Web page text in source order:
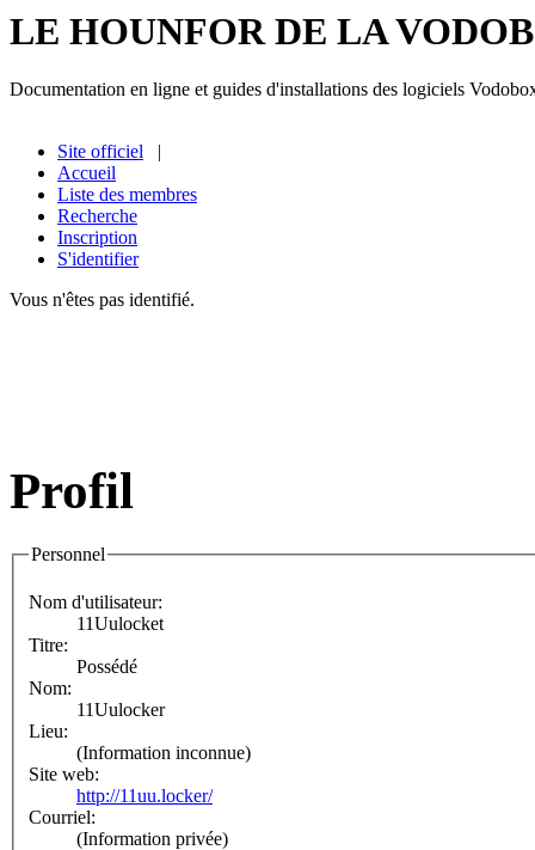
LE HOUNFOR DE LA
Documentation en ligne et guides d'installations des logiciels
Site officiel |
Accueil
Liste des membres
Recherche
Inscription
S'identifier
Vous n'êtes pas identifié.
Profil
Personnel
Nom d'utilisateur:
11Uulocket
Titre:
Possédé
Nom:
11Uulocker
Lieu:
(Information inconnue)
Site web:
http://11uu.locker/
Courriel:
(Information privée)